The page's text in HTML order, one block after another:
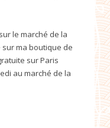
le marché de la
ma boutique de
sur Paris
au marché de la